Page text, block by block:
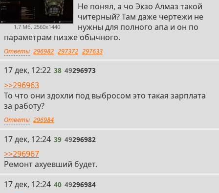
1,7 Мб, 2560x1440
Не понял, а чо Экзо Алмаз такой
читерный? Там даже чертежи не
нужны для полного апа и он по
параметрам пизже обычного.
Ответы 296982 297372 297633
38
17 дек, 12:22 38 49296973
>>296963
То что они здохли под выбросом это такая зарплата
за работу?
Ответы 296984
39
17 дек, 12:24 39 49296982
>>296967
Ремонт ахуевший будет.
40
17 дек, 12:24 40 49296984